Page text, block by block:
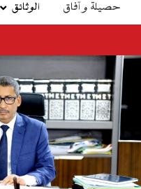
حصيلة و آفاق الوثائق